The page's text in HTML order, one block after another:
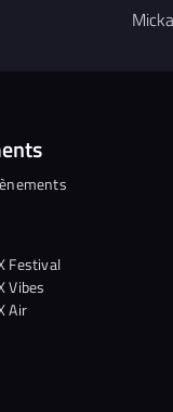
Festival
Vibes
Air